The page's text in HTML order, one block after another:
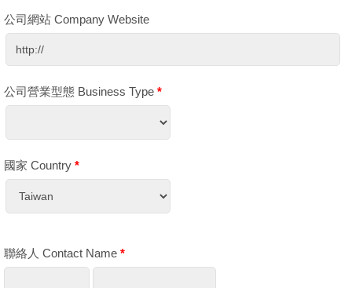
公司網站 Company Website
公司營業型態 Business Type *
國家 Country *
聯絡人 Contact Name *